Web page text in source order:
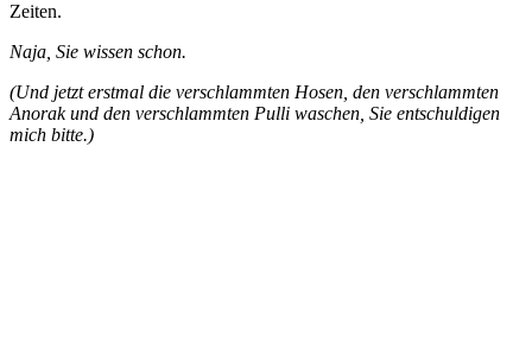
Zeiten.
Naja, Sie wissen schon.
(Und jetzt erstmal die verschlammten Hosen, den verschlammten
Anorak und den verschlammten Pulli waschen, Sie entschuldigen
mich bitte.)